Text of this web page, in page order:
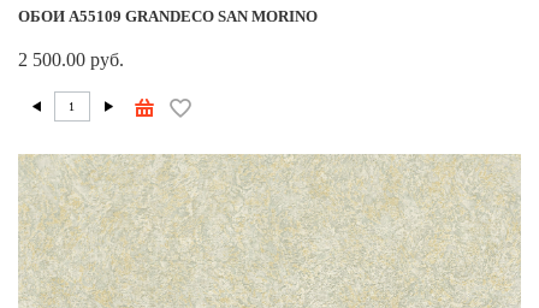
ОБОИ A55109 GRANDECO SAN MORINO
2 500.00 руб.